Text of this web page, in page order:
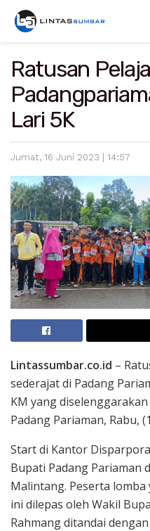
Ratusan
Lari 5K
Jumat, 16 Juni 2023 | 14:57
Lintassumbar.co.id –
sederajat di Padang
KM yang
Padang Pariaman, Rabu,
Start di Kantor
Bupati Padang Pariaman
Malintang. Peserta
ini dilepas oleh Wakil
Rahmang ditandai